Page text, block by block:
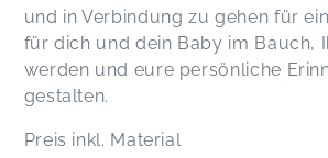
und in Verbindung zu gehen für
für dich und dein Baby im Bauch,
werden und eure persönliche
gestalten.
Preis inkl. Material